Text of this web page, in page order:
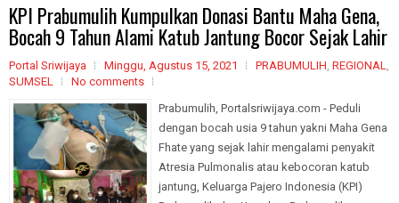
KPI Prabumulih Kumpulkan Donasi Bantu Maha Gena,
Bocah 9 Tahun Alami Katub Jantung Bocor Sejak Lahir
Portal Sriwijaya Minggu, Agustus 15, 2021 PRABUMULIH, REGIONAL,
SUMSEL
No comments
Prabumulih, Portalsriwijaya.com - Peduli
dengan bocah usia 9 tahun yakni Maha Gena
Fhate yang sejak lahir mengalami penyakit
Atresia Pulmonalis atau kebocoran katub
jantung, Keluarga Pajero Indonesia (KPI)